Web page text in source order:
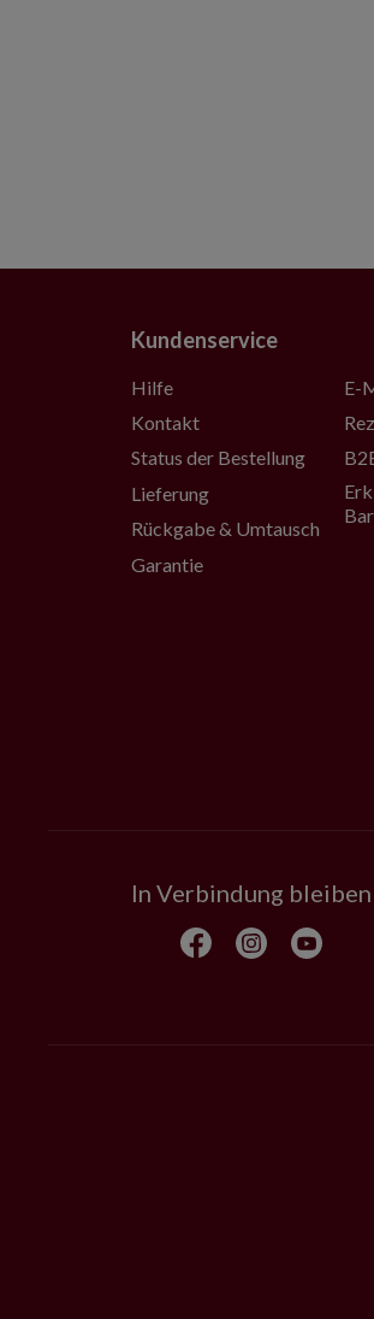
Kundenservice
Hilfe
Kontakt
Status der Bestellung
Lieferung
Rückgabe & Umtausch
Garantie
E-
In Verbindung bleiben